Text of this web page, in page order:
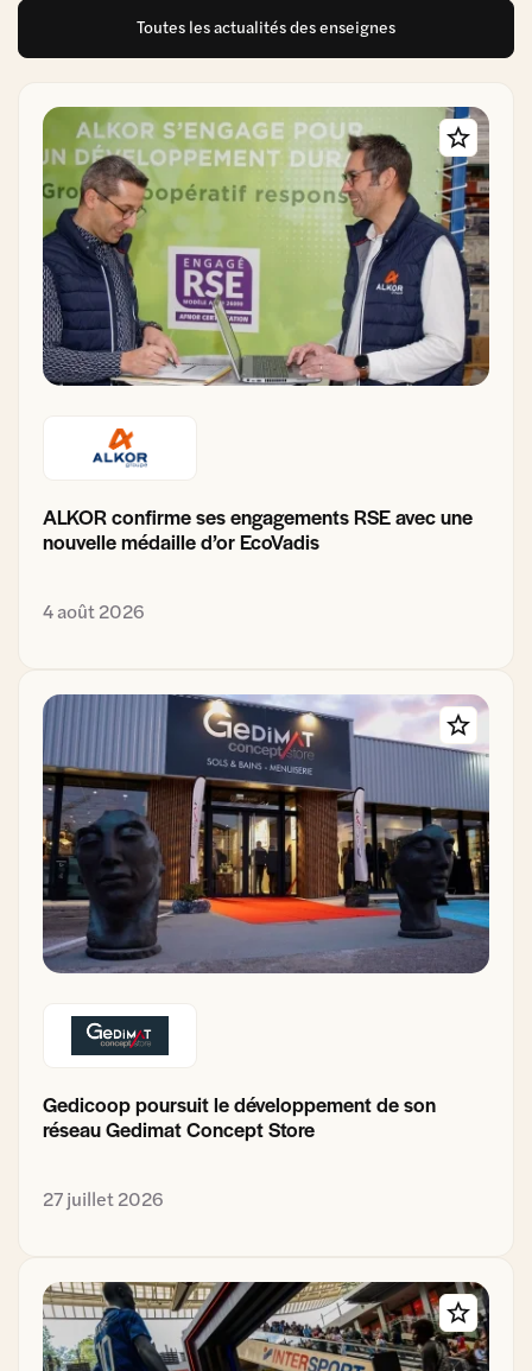
Toutes les actualités des enseignes
ALKOR confirme ses engagements RSE avec une
nouvelle médaille d’or EcoVadis
4 août 2026
Gedicoop poursuit le développement de son
réseau Gedimat Concept Store
27 juillet 2026